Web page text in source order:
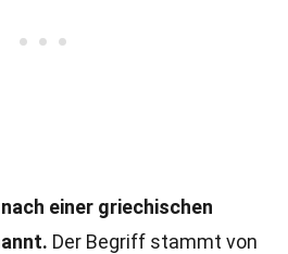
einer griechischen
Der Begriff stammt von